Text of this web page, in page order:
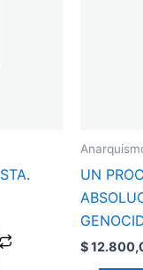
UN
$